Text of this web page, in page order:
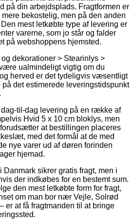
på din arbejdsplads. Fragtformen er
bekostelig, men på den anden
mest letkøbte type af levering er
varerne, som jo står og falder
på webshoppens hjemsted.
dekorationer > Stearinlys >
ualmindeligt vigtig om du
herved er det tydeligvis væsentligt
det estimerede leveringstidspunkt
til-dag levering på en række af
Hvid 5 x 10 cm bloklys, men
at bestillingen placeres
med det formål at de med
nye varer ud af døren forinden
hjemad.
Danmark sikrer gratis fragt, men i
der indkøbes for en bestemt sum.
den mest letkøbte form for fragt,
om man bor nær Vejle, Solrød
er at få fragtmanden til at bringe